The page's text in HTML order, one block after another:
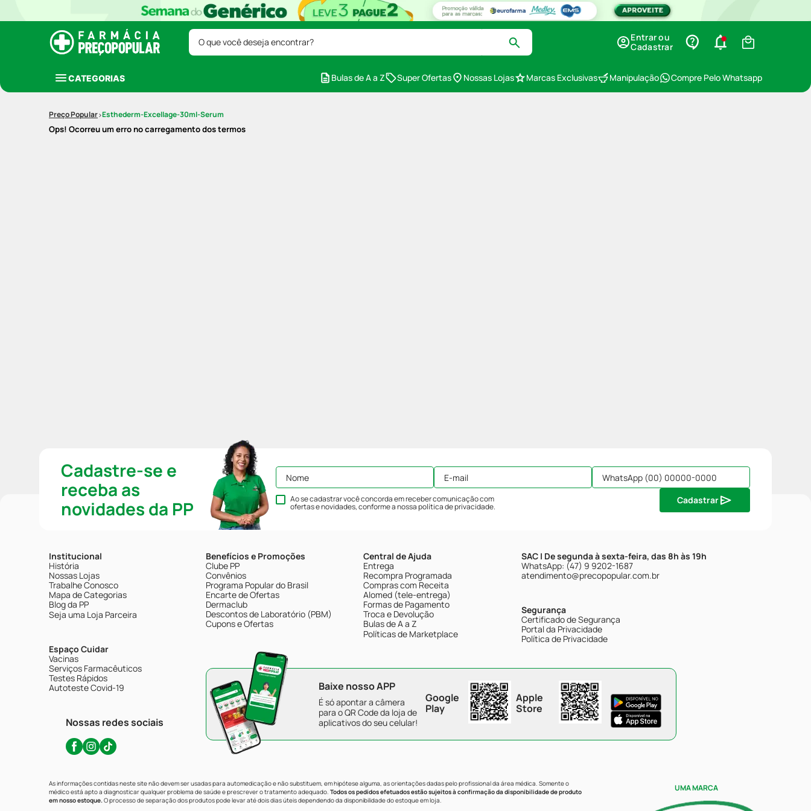
O que você deseja encontrar?
Entrar ou
Cadastrar
CATEGORIAS Bulas de A a Z Super Ofertas Nossas Lojas Marcas Exclusivas Manipulação Compre Pelo Whatsapp
Esthederm-Excellage-30ml-Serum
Ops! Ocorreu um erro no carregamento dos termos
Cadastre-se e
receba as
novidades da PP
Ao se cadastrar você concorda em receber comunicação com
ofertas e novidades, conforme a nossapolítica de privacidade.
Cadastrar
Institucional
História
Nossas Lojas
Trabalhe Conosco
Mapa de Categorias
Blog da PP
Seja uma Loja Parceira
Espaço Cuidar
Vacinas
Serviços Farmacêuticos
Testes Rápidos
Autoteste Covid-19
Nossas redes sociais
Benefícios e Promoções
Clube PP
Convênios
Programa Popular do Brasil
Encarte de Ofertas
Dermaclub
Descontos de Laboratório (PBM)
Cupons e Ofertas
Central de Ajuda
Entrega
Recompra Programada
Compras com Receita
Alomed (tele-entrega)
Formas de Pagamento
Troca e Devolução
Bulas de A a Z
Políticas de Marketplace
SAC | De segunda à sexta-feira, das 8h às 19h
WhatsApp: (47) 9 9202-1687
atendimento@precopopular.com.br
Segurança
Certificado de Segurança
Portal da Privacidade
Política de Privacidade
Baixe nosso APP
É só apontar a câmera
para o QR Code da loja de
aplicativos do seu celular!
Google
Play
Apple
Store
As informações contidas neste site não devem ser usadas para automedicação e não substituem, em hipótese alguma, as orientações dadas pelo profissional da área médica. Somente o
médico está apto a diagnosticar qualquer problema de saúde e prescrever o tratamento adequado. Todos os pedidos efetuados estão sujeitos à confirmação da disponibilidade de produto
em nosso estoque.O processo de separação dos produtos pode levar até dois dias úteis dependendo da disponibilidade do estoque em loja.
UMA MARCA